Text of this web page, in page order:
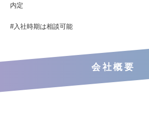
内定
#入社時期は相談可能
会社概要